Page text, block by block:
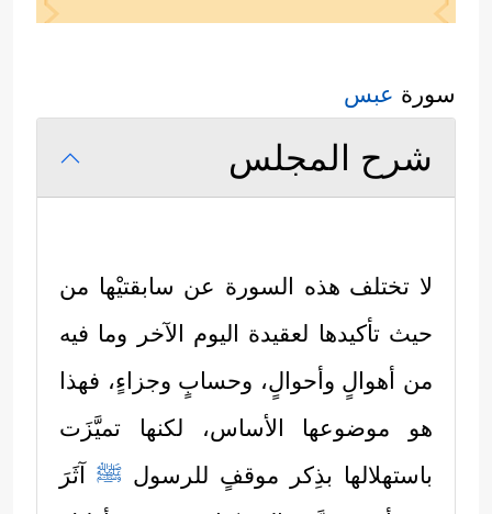
سورة عبس
شرح المجلس
لا تختلف هذه السورة عن سابقتيْها من
حيث تأكيدها لعقيدة اليوم الآخر وما فيه
من أهوالٍ وأحوالٍ، وحسابٍ وجزاءٍ، فهذا
هو موضوعها الأساس، لكنها تميَّزَت
باستهلالها بذِكر موقفٍ للرسول ﷺ آثَرَ